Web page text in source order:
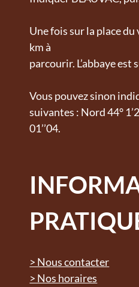
Une fois sur la place
km à
parcourir. L’abbaye
Vous pouvez sinon
suivantes : Nord 44°
01’’04.
> Nous contacter
> Nos horaires